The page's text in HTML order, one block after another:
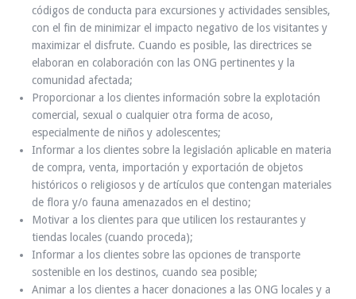
códigos de conducta para excursiones y actividades sensibles,
con el fin de minimizar el impacto negativo de los visitantes y
maximizar el disfrute. Cuando es posible, las directrices se
elaboran en colaboración con las ONG pertinentes y la
comunidad afectada;
Proporcionar a los clientes información sobre la explotación
comercial, sexual o cualquier otra forma de acoso,
especialmente de niños y adolescentes;
Informar a los clientes sobre la legislación aplicable en materia
de compra, venta, importación y exportación de objetos
históricos o religiosos y de artículos que contengan materiales
de flora y/o fauna amenazados en el destino;
Motivar a los clientes para que utilicen los restaurantes y
tiendas locales (cuando proceda);
Informar a los clientes sobre las opciones de transporte
sostenible en los destinos, cuando sea posible;
Animar a los clientes a hacer donaciones a las ONG locales y a